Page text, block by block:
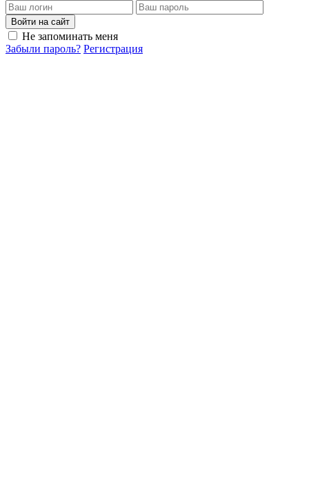
Войти на сайт
Не запоминать меня
Забыли пароль? Регистрация